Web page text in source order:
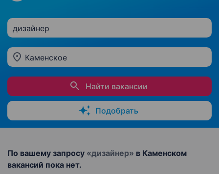
дизайнер
Каменское
Найти вакансии
Подобрать
По вашему запросу «дизайнер» в Каменском
вакансий пока нет.